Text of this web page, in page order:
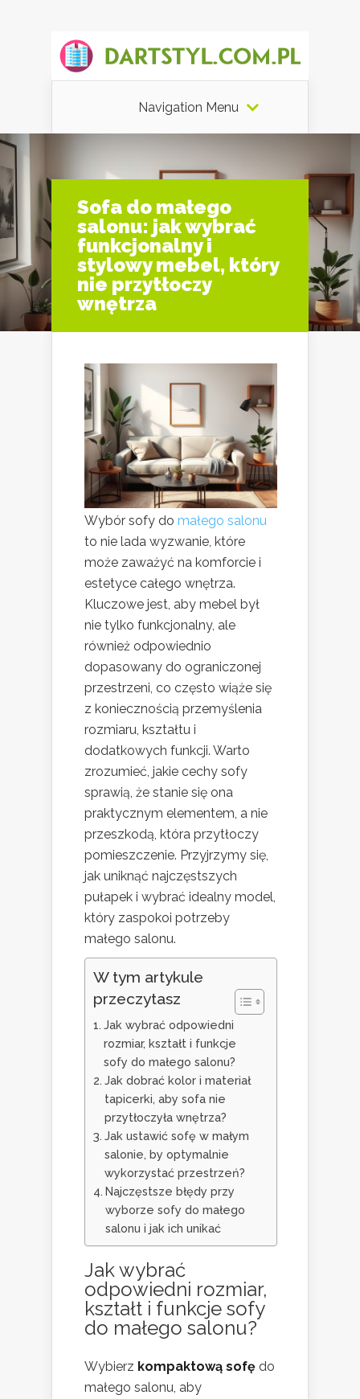
Navigation Menu
Sofa do małego
salonu: jak wybrać
funkcjonalny i
stylowy mebel, który
nie przytłoczy
wnętrza
Wybór sofy do małego salonu
to nie lada wyzwanie, które
może zaważyć na komforcie i
estetyce całego wnętrza.
Kluczowe jest, aby mebel był
nie tylko funkcjonalny, ale
również odpowiednio
dopasowany do ograniczonej
przestrzeni, co często wiąże się
z koniecznością przemyślenia
rozmiaru, kształtu i
dodatkowych funkcji. Warto
zrozumieć, jakie cechy sofy
sprawią, że stanie się ona
praktycznym elementem, a nie
przeszkodą, która przytłoczy
pomieszczenie. Przyjrzymy się,
jak uniknąć najczęstszych
pułapek i wybrać idealny model,
który zaspokoi potrzeby
małego salonu.
W tym artykule
przeczytasz
Jak wybrać odpowiedni
rozmiar, kształt i funkcje
sofy do małego salonu?
Jak dobrać kolor i materiał
tapicerki, aby sofa nie
przytłoczyła wnętrza?
Jak ustawić sofę w małym
salonie, by optymalnie
wykorzystać przestrzeń?
Najczęstsze błędy przy
wyborze sofy do małego
salonu i jak ich unikać
Jak wybrać
odpowiedni rozmiar,
kształt i funkcje sofy
do małego salonu?
Wybierz kompaktową sofę do
małego salonu, aby